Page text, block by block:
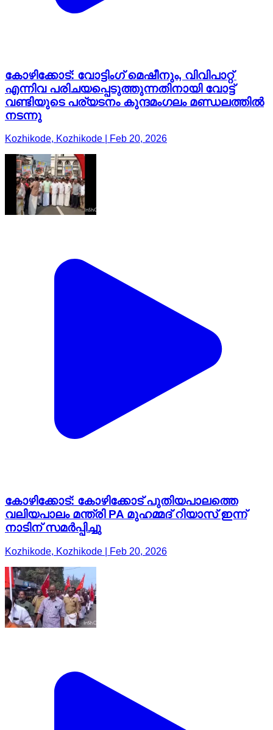
കോഴിക്കോട്: വോട്ടിംഗ് മെഷീനും, വിവിപാറ്റ്
എന്നിവ പരിചയപ്പെടുത്തുന്നതിനായി വോട്ട്
വണ്ടിയുടെ പര്യടനം കുന്ദമംഗലം മണ്ഡലത്തിൽ
നടന്നു
Kozhikode, Kozhikode | Feb 20, 2026
കോഴിക്കോട്: കോഴിക്കോട് പുതിയപാലത്തെ
വലിയപാലം മന്ത്രി PA മുഹമ്മദ് റിയാസ് ഇന്ന്
നാടിന് സമർപ്പിച്ചു
Kozhikode, Kozhikode | Feb 20, 2026